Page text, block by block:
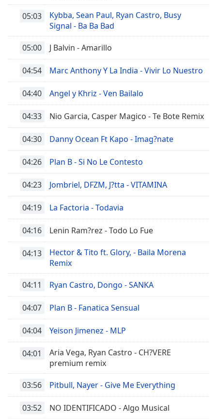
05:03
Kybba, Sean Paul, Ryan Castro, Busy
Signal - Ba Ba Bad
05:00 J Balvin - Amarillo
04:54 Marc Anthony Y La India - Vivir Lo Nuestro
04:40 Angel y Khriz - Ven Bailalo
04:33 Nio Garcia, Casper Magico - Te Bote Remix
04:30 Danny Ocean Ft Kapo - Imag?nate
04:26 Plan B - Si No Le Contesto
04:23 Jombriel, DFZM, J?tta - VITAMINA
04:19 La Factoria - Todavia
04:16 Lenin Ram?rez - Todo Lo Fue
04:13
Hector & Tito ft. Glory, - Baila Morena
Remix
04:11 Ryan Castro, Dongo - SANKA
04:07 Plan B - Fanatica Sensual
04:04 Yeison Jimenez - MLP
04:01
Aria Vega, Ryan Castro - CH?VERE
premium remix
03:56 Pitbull, Nayer - Give Me Everything
03:52 NO IDENTIFICADO - Algo Musical